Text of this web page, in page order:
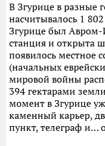
В Згурице в разные
насчитывалось 1
Згурице был Авром-
станция и открыта
появилось местное
(начальных
мировой войны
394 гектарами
момент в Згурице
каменный карьер,
пункт, телеграф и…